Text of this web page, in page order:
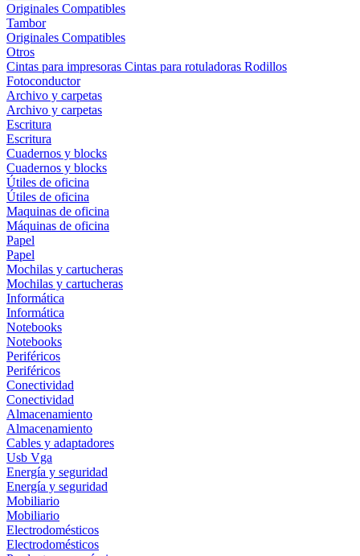
Originales Compatibles
Tambor
Originales Compatibles
Otros
Cintas para impresoras Cintas para rotuladoras Rodillos
Fotoconductor
Archivo y carpetas
Archivo y carpetas
Escritura
Escritura
Cuadernos y blocks
Cuadernos y blocks
Útiles de oficina
Útiles de oficina
Maquinas de oficina
Máquinas de oficina
Papel
Papel
Mochilas y cartucheras
Mochilas y cartucheras
Informática
Informática
Notebooks
Notebooks
Periféricos
Periféricos
Conectividad
Conectividad
Almacenamiento
Almacenamiento
Cables y adaptadores
Usb Vga
Energía y seguridad
Energía y seguridad
Mobiliario
Mobiliario
Electrodomésticos
Electrodomésticos